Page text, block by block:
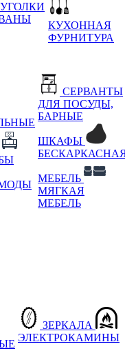
КУХОННАЯ
ФУРНИТУРА
СЕРВАНТЫ
ДЛЯ ПОСУДЫ,
БАРНЫЕ
ШКАФЫ
МЕБЕЛЬ
МЯГКАЯ
МЕБЕЛЬ
ЗЕРКАЛА
ЭЛЕКТРОКАМИНЫ